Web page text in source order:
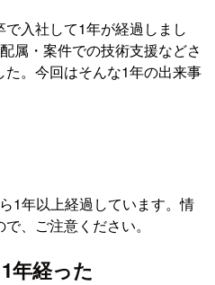
入社して1年が経過しまし
属・案件での技術支援などさ
。今回はそんな1年の出来事
1年以上経過しています。情
、ご注意ください。
年経った